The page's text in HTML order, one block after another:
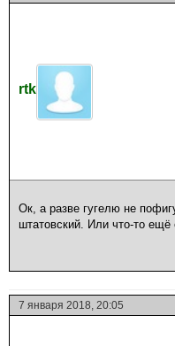
rtk
Ок, а разве гугелю не
штатовский. Или что-то ещё
7 января 2018, 20:05